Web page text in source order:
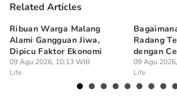
Related Articles
Ribuan Warga Malang
Alami Gangguan Jiwa,
Dipicu Faktor Ekonomi
09 Agu 2026, 10:13 WIB
Life
Radang
dengan
09 Agu
Life